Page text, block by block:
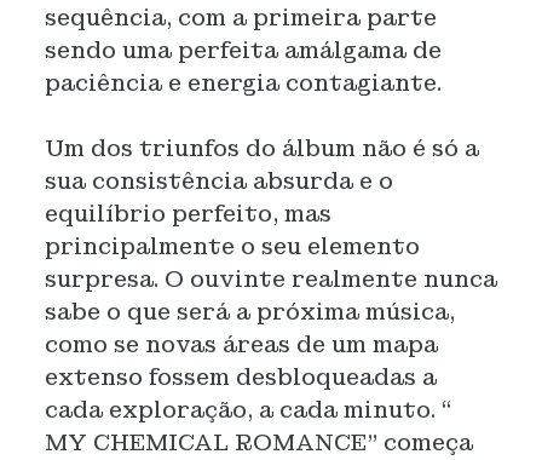
sequência, com a primeira parte
sendo uma perfeita amálgama de
paciência e energia contagiante.
Um dos triunfos do álbum não é só a
sua consistência absurda e o
equilíbrio perfeito, mas
principalmente o seu elemento
surpresa. O ouvinte realmente nunca
sabe o que será a próxima música,
como se novas áreas de um mapa
extenso fossem desbloqueadas a
cada exploração, a cada minuto. “
MY CHEMICAL ROMANCE” começa